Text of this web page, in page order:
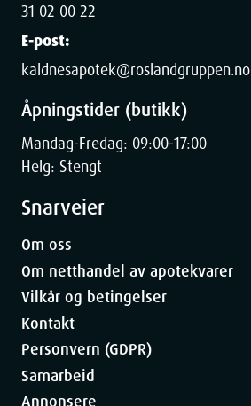
31 02 00 22
E-post:
kaldnesapotek@roslandgruppen.no
Åpningstider (butikk)
Mandag-Fredag: 09:00-17:00
Helg: Stengt
Snarveier
Om oss
Om netthandel av apotekvarer
Vilkår og betingelser
Kontakt
Personvern (GDPR)
Samarbeid
Annonsere